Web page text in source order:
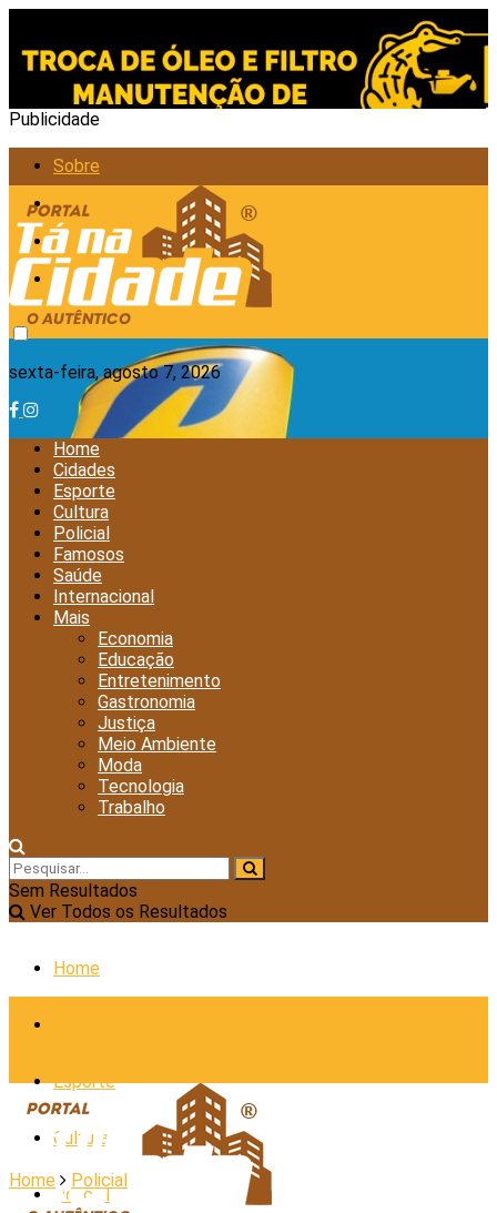
Publicidade
Sobre
Anunciar
Política de Privacidade
Contato
sexta-feira, agosto 7, 2026
Home
Cidades
Esporte
Cultura
Policial
Famosos
Saúde
Internacional
Mais
Economia
Educação
Entretenimento
Gastronomia
Justiça
Meio Ambiente
Moda
Tecnologia
Trabalho
Sem Resultados
Ver Todos os Resultados
Home
Esporte
Cultura
Policial
Home Policial